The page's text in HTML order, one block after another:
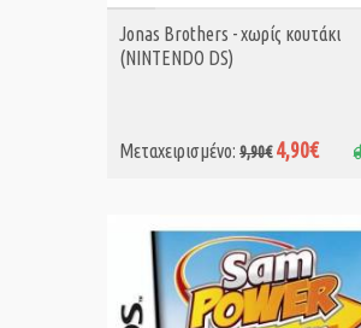
ΑΓΟΡΑ MET.
Jonas Brothers - χωρίς κουτάκι
(NINTENDO DS)
Μεταχειρισμένο: 9,90€ 4,90€